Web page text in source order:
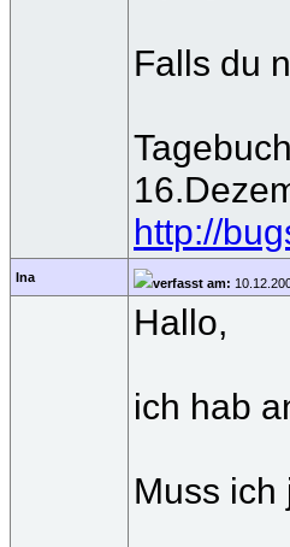
Falls du
Tagebuch
http://
Ina verfasst am:
Hallo,
ich hab
Muss ich